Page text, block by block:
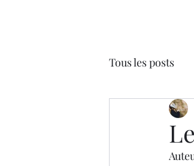
Tous les posts
Jeunesse
Rentrée